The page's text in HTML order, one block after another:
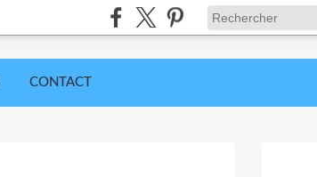
CONTACT